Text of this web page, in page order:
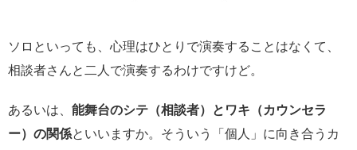
ソロといっても、心理はひとりで演奏することはなくて、
相談者さんと二人で演奏するわけですけど。
あるいは、 能舞台のシテ（相談者）とワキ（カウンセラ
ー）の関係といいますか。そういう「個人」に向き合うカ